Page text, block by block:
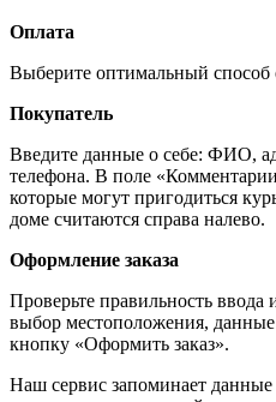
Оплата
Выберите оптимальный способ
Покупатель
Введите данные о себе: ФИО,
телефона. В поле «Комментарии
которые могут пригодиться
доме считаются справа налево.
Оформление заказа
Проверьте правильность
выбор местоположения,
кнопку «Оформить заказ».
Наш сервис запоминает